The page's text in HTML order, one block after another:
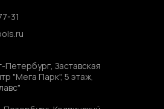
31
Петербург, Заставская
"Мега Парк", 5 этаж,